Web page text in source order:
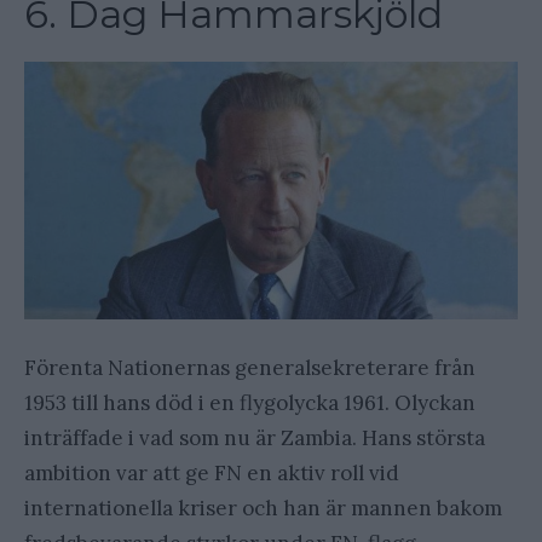
6. Dag Hammarskjöld
Förenta Nationernas generalsekreterare från
1953 till hans död i en flygolycka 1961. Olyckan
inträffade i vad som nu är Zambia. Hans största
ambition var att ge FN en aktiv roll vid
internationella kriser och han är mannen bakom